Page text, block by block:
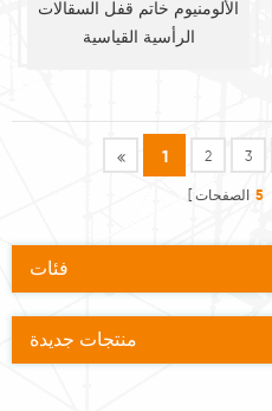
الألومنيوم خاتم قفل السقالات
الرأسية القياسية
1 2 3
5 الصفحات
فئات
منتجات جديدة